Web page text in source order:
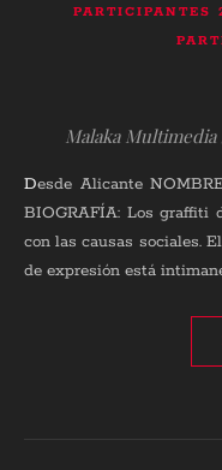
PARTICIPANTES
Malaka Multimedia
Desde Alicante NOMBRE: SENS LOCALIDAD: Elche, Alicante.
BIOGRAFÍA: Los graffiti
con las causas sociales.
de expresión está